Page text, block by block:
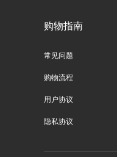
购物指南
常见问题
购物流程
用户协议
隐私协议